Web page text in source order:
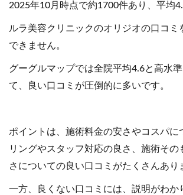
2025年10月時点で約1700件あり、平均
ルラ美容クリニックのオリジオの口コミ
できません。
グーグルマップでは全院平均4.6と高水
て、良い口コミが圧倒的に多いです。
ポイントは、施術料金の安さやコスパに
リングやスタッフ対応の良さ、施術その
さについての良い口コミがたくさんあり
一方、良くない口コミには、説明がわか